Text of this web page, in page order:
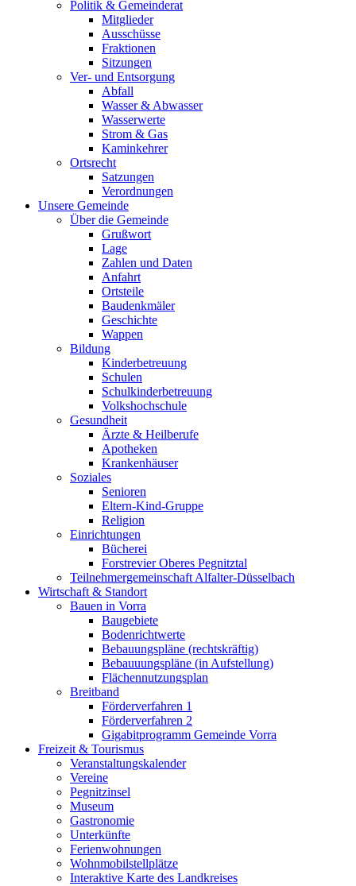
Politik & Gemeinderat
Mitglieder
Ausschüsse
Fraktionen
Sitzungen
Ver- und Entsorgung
Abfall
Wasser & Abwasser
Wasserwerte
Strom & Gas
Kaminkehrer
Ortsrecht
Satzungen
Verordnungen
Unsere Gemeinde
Über die Gemeinde
Grußwort
Lage
Zahlen und Daten
Anfahrt
Ortsteile
Baudenkmäler
Geschichte
Wappen
Bildung
Kinderbetreuung
Schulen
Schulkinderbetreuung
Volkshochschule
Gesundheit
Ärzte & Heilberufe
Apotheken
Krankenhäuser
Soziales
Senioren
Eltern-Kind-Gruppe
Religion
Einrichtungen
Bücherei
Forstrevier Oberes Pegnitztal
Teilnehmergemeinschaft Alfalter-Düsselbach
Wirtschaft & Standort
Bauen in Vorra
Baugebiete
Bodenrichtwerte
Bebauungspläne (rechtskräftig)
Bebauuungspläne (in Aufstellung)
Flächennutzungsplan
Breitband
Förderverfahren 1
Förderverfahren 2
Gigabitprogramm Gemeinde Vorra
Freizeit & Tourismus
Veranstaltungskalender
Vereine
Pegnitzinsel
Museum
Gastronomie
Unterkünfte
Ferienwohnungen
Wohnmobilstellplätze
Interaktive Karte des Landkreises